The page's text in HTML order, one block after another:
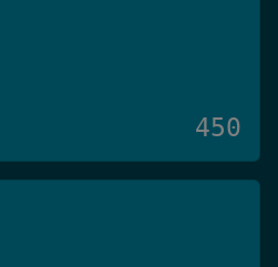
450